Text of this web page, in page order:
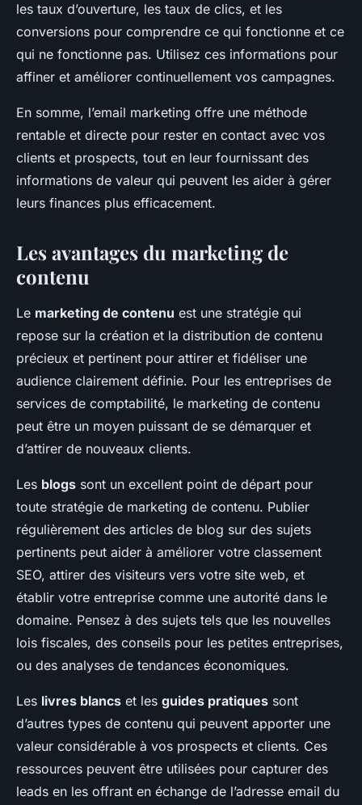
les taux d’ouverture, les taux de clics, et les
conversions pour comprendre ce qui fonctionne et ce
qui ne fonctionne pas. Utilisez ces informations pour
affiner et améliorer continuellement vos campagnes.
En somme, l’email marketing offre une méthode
rentable et directe pour rester en contact avec vos
clients et prospects, tout en leur fournissant des
informations de valeur qui peuvent les aider à gérer
leurs finances plus efficacement.
Les avantages du marketing de
contenu
Le marketing de contenu est une stratégie qui
repose sur la création et la distribution de contenu
précieux et pertinent pour attirer et fidéliser une
audience clairement définie. Pour les entreprises de
services de comptabilité, le marketing de contenu
peut être un moyen puissant de se démarquer et
d’attirer de nouveaux clients.
Les blogs sont un excellent point de départ pour
toute stratégie de marketing de contenu. Publier
régulièrement des articles de blog sur des sujets
pertinents peut aider à améliorer votre classement
SEO, attirer des visiteurs vers votre site web, et
établir votre entreprise comme une autorité dans le
domaine. Pensez à des sujets tels que les nouvelles
lois fiscales, des conseils pour les petites entreprises,
ou des analyses de tendances économiques.
Les livres blancs et les guides pratiques sont
d’autres types de contenu qui peuvent apporter une
valeur considérable à vos prospects et clients. Ces
ressources peuvent être utilisées pour capturer des
leads en les offrant en échange de l’adresse email du